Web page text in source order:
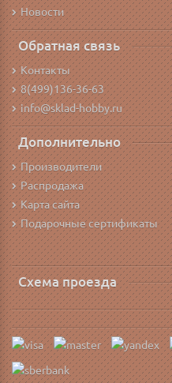
Новости
Обратная связь
Контакты
8(499)136-36-63
info@sklad-hobby.ru
Дополнительно
Производители
Распродажа
Карта сайта
Подарочные сертификаты
Схема проезда